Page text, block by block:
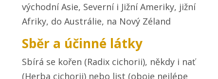
východní Asie, Severní i Jižní Ameriky, jižní
Afriky, do Austrálie, na Nový Zéland
Sběr a účinné látky
Sbírá se kořen (Radix cichorii), někdy i nať
(Herba cichorii) nebo list (oboje nejlépe